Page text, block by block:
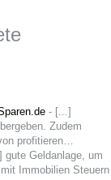
- [...]
Zudem
profitieren…
gute Geldanlage, um
Immobilien Steuern